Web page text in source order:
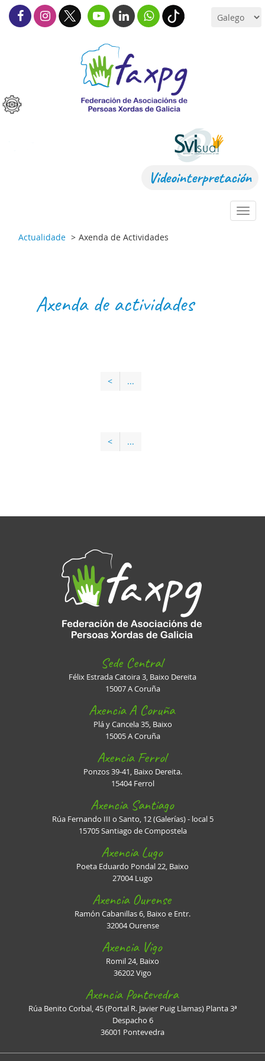
Videointerpretación
Actualidade
Axenda de Actividades
Axenda de actividades
< ...
< ...
Sede Central
Félix Estrada Catoira 3, Baixo Dereita
15007 A Coruña
Axencia A Coruña
Plá y Cancela 35, Baixo
15005 A Coruña
Axencia Ferrol
Ponzos 39-41, Baixo Dereita.
15404 Ferrol
Axencia Santiago
Rúa Fernando III o Santo, 12 (Galerías) - local 5
15705 Santiago de Compostela
Axencia Lugo
Poeta Eduardo Pondal 22, Baixo
27004 Lugo
Axencia Ourense
Ramón Cabanillas 6, Baixo e Entr.
32004 Ourense
Axencia Vigo
Romil 24, Baixo
36202 Vigo
Axencia Pontevedra
Rúa Benito Corbal, 45 (Portal R. Javier Puig Llamas) Planta 3ª
Despacho 6
36001 Pontevedra